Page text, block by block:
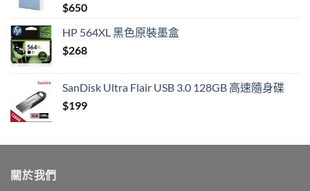
$650
HP 564XL 黑色原裝墨盒
$268
SanDisk Ultra Flair USB 3.0 128GB 高速隨身碟
$199
關於我們